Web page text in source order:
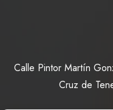
Calle Pintor Martín
Cruz de